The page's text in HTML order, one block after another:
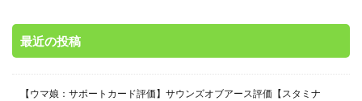
最近の投稿
【ウマ娘：サポートカード評価】サウンズオブアース評価【スタミナ